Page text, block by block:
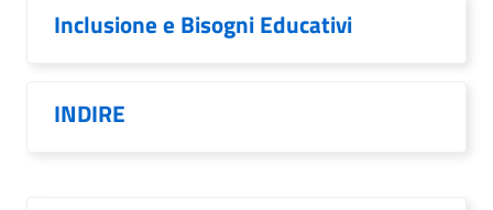
Inclusione e Bisogni Educativi
INDIRE